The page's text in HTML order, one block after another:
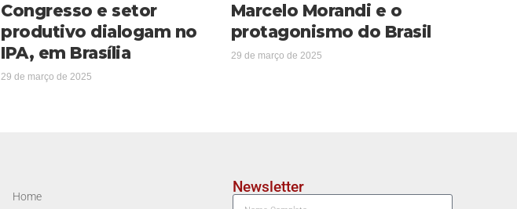
Congresso e setor
produtivo dialogam no
IPA, em Brasília
29 de março de 2025
Marcelo Morandi e o
protagonismo do Brasil
29 de março de 2025
Home
Newsletter